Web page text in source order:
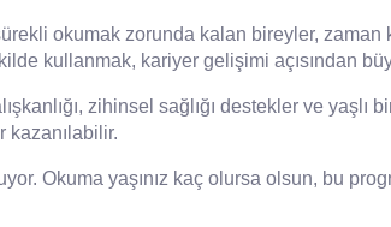
okumak zorunda kalan bireyler, zaman
kullanmak, kariyer gelişimi açısından
zihinsel sağlığı destekler ve yaşlı
kazanılabilir.
Okuma yaşınız kaç olursa olsun, bu